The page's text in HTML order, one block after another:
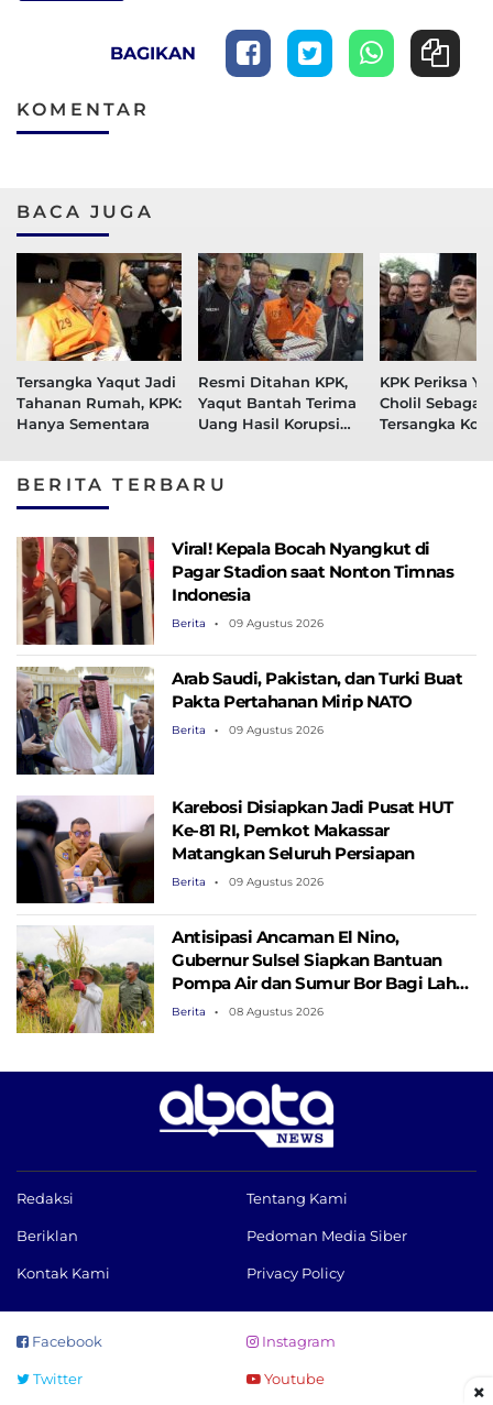
BAGIKAN
KOMENTAR
BACA JUGA
Tersangka Yaqut Jadi
Tahanan Rumah, KPK:
Hanya Sementara
Resmi Ditahan KPK,
Yaqut Bantah Terima
Uang Hasil Korupsi
KPK Periksa
Cholil Sebagai
Tersangka
BERITA TERBARU
Viral! Kepala Bocah Nyangkut di
Pagar Stadion saat Nonton Timnas
Indonesia
Berita 09 Agustus 2026
Arab Saudi, Pakistan, dan Turki Buat
Pakta Pertahanan Mirip NATO
Berita 09 Agustus 2026
Karebosi Disiapkan Jadi Pusat HUT
Ke-81 RI, Pemkot Makassar
Matangkan Seluruh Persiapan
Berita 09 Agustus 2026
Antisipasi Ancaman El Nino,
Gubernur Sulsel Siapkan Bantuan
Pompa Air dan Sumur Bor Bagi Lahan
Pertanian
Berita 08 Agustus 2026
Redaksi Tentang Kami
Beriklan Pedoman Media Siber
Kontak Kami Privacy Policy
Facebook Instagram
Twitter Youtube ×